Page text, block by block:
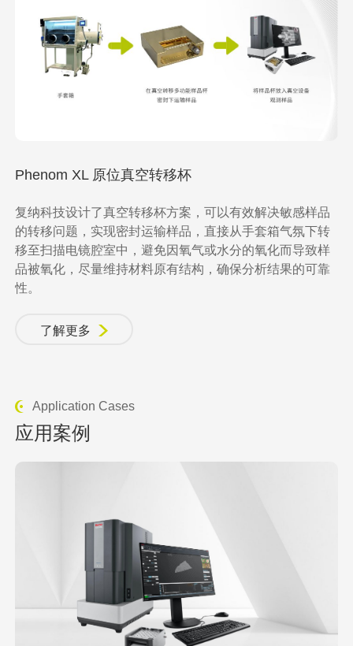
Phenom XL 原位真空转移杯
复纳科技设计了真空转移杯方案，可以有效解决敏感样品
的转移问题，实现密封运输样品，直接从手套箱气氛下转
移至扫描电镜腔室中，避免因氧气或水分的氧化而导致样
品被氧化，尽量维持材料原有结构，确保分析结果的可靠
性。
了解更多
Application Cases
应用案例